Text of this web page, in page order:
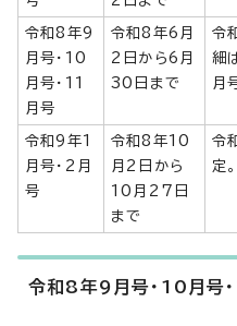
令和8年9
月号・10
月号・11
月号
令和8年6月
2日から6月
30日まで
令
細
月
令和9年1
月号・2月
号
令和8年10
月2日から
10月27日
まで
令
定。
令和8年9月号・10月号